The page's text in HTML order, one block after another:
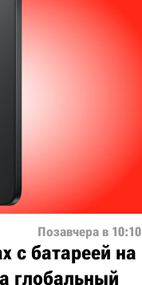
Позавчера в 10:10
с батареей на
глобальный